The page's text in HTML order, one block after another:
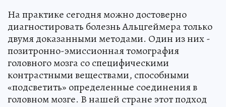
На практике сегодня можно достоверно
диагностировать болезнь Альцгеймера только
двумя доказанными методами. Один из них -
позитронно-эмиссионная томография
головного мозга со специфическими
контрастными веществами, способными
«подсветить» определенные соединения в
головном мозге. В нашей стране этот подход